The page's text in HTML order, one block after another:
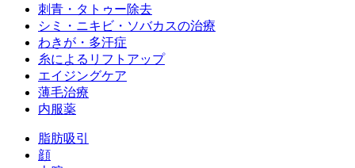
刺青・タトゥー除去
シミ・ニキビ・ソバカスの治療
わきが・多汗症
糸によるリフトアップ
エイジングケア
薄毛治療
内服薬
脂肪吸引
顔